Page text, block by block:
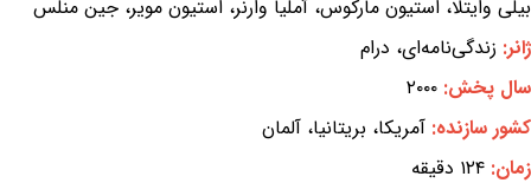
بیلی وایتلا، استیون مارکوس، آملیا وارنر، استیون مویر، جین منلس
ژانر: زندگی‌نامه‌ای، درام
سال پخش: ۲۰۰۰
کشور سازنده: آمریکا، بریتانیا، آلمان
زمان: ۱۲۴ دقیقه